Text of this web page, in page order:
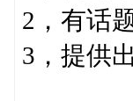
2，有话
3，提供